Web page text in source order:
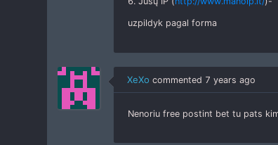
uzpildyk pagal forma
XeXo commented 7 years ago
Nenoriu free postint bet tu pats